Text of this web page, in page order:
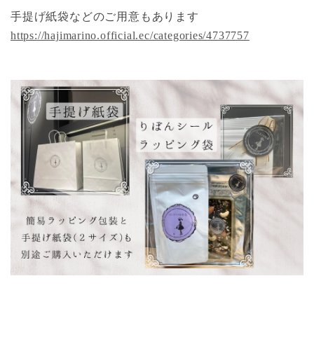
手提げ紙袋などのご用意もあります
https://hajimarino.official.ec/categories/4737757